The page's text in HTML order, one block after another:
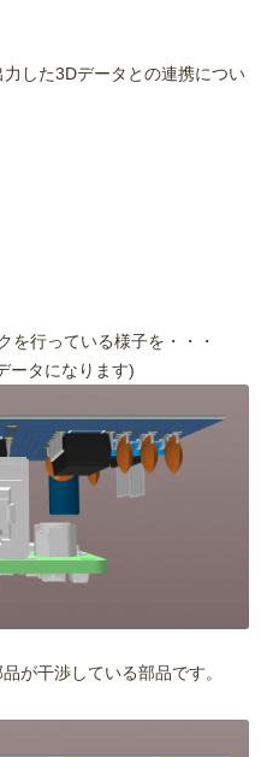
した3Dデータとの連携につい
を行っている様子を・・・
ータになります)
が干渉している部品です。